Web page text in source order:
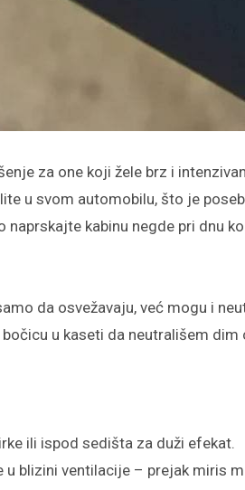
za one koji žele brz i
u svom automobilu, što je
naprskajte kabinu negde pri dnu
da osvežavaju, već mogu i
u kaseti da neutrališem dim
ili ispod sedišta za duži efekat.
u blizini ventilacije – prejak miris